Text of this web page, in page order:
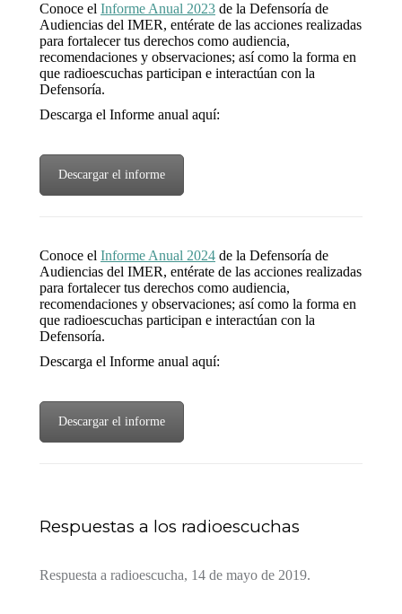
Conoce el Informe Anual 2023 de la Defensoría de
Audiencias del IMER, entérate de las acciones realizadas
para fortalecer tus derechos como audiencia,
recomendaciones y observaciones; así como la forma en
que radioescuchas participan e interactúan con la
Defensoría.
Descarga el Informe anual aquí:
Descargar el informe
Conoce el Informe Anual 2024 de la Defensoría de
Audiencias del IMER, entérate de las acciones realizadas
para fortalecer tus derechos como audiencia,
recomendaciones y observaciones; así como la forma en
que radioescuchas participan e interactúan con la
Defensoría.
Descarga el Informe anual aquí:
Descargar el informe
Respuestas a los radioescuchas
Respuesta a radioescucha, 14 de mayo de 2019.